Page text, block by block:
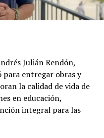
Julián Rendón,
entregar obras y
la calidad de vida de
en educación,
integral para las